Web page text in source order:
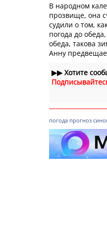
В народном
прозвище, она
судили о том,
погода до
обеда, такова
Анну
▶▶Хотите
погода прогноз